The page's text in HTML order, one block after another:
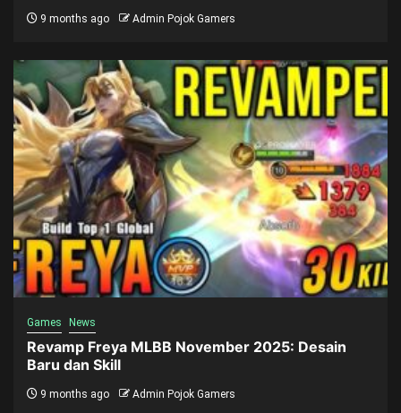
9 months ago Admin Pojok Gamers
Games News
Revamp Freya MLBB November 2025: Desain
Baru dan Skill
9 months ago Admin Pojok Gamers